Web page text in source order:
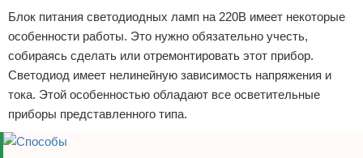
Блок питания светодиодных ламп на 220В имеет некоторые
особенности работы. Это нужно обязательно учесть,
собираясь сделать или отремонтировать этот прибор.
Светодиод имеет нелинейную зависимость напряжения и
тока. Этой особенностью обладают все осветительные
приборы представленного типа.